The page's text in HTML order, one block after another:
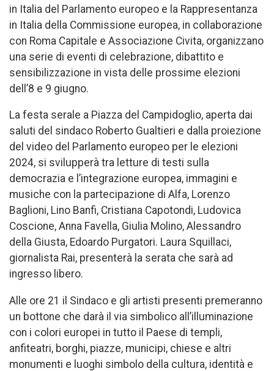
in Italia del Parlamento europeo e la Rappresentanza
in Italia della Commissione europea, in collaborazione
con Roma Capitale e Associazione Civita, organizzano
una serie di eventi di celebrazione, dibattito e
sensibilizzazione in vista delle prossime elezioni
dell’8 e 9 giugno.
La festa serale a Piazza del Campidoglio, aperta dai
saluti del sindaco Roberto Gualtieri e dalla proiezione
del video del Parlamento europeo per le elezioni
2024, si svilupperà tra letture di testi sulla
democrazia e l’integrazione europea, immagini e
musiche con la partecipazione di Alfa, Lorenzo
Baglioni, Lino Banfi, Cristiana Capotondi, Ludovica
Coscione, Anna Favella, Giulia Molino, Alessandro
della Giusta, Edoardo Purgatori. Laura Squillaci,
giornalista Rai, presenterà la serata che sarà ad
ingresso libero.
Alle ore 21 il Sindaco e gli artisti presenti premeranno
un bottone che darà il via simbolico all’illuminazione
con i colori europei in tutto il Paese di templi,
anfiteatri, borghi, piazze, municipi, chiese e altri
monumenti e luoghi simbolo della cultura, identità e